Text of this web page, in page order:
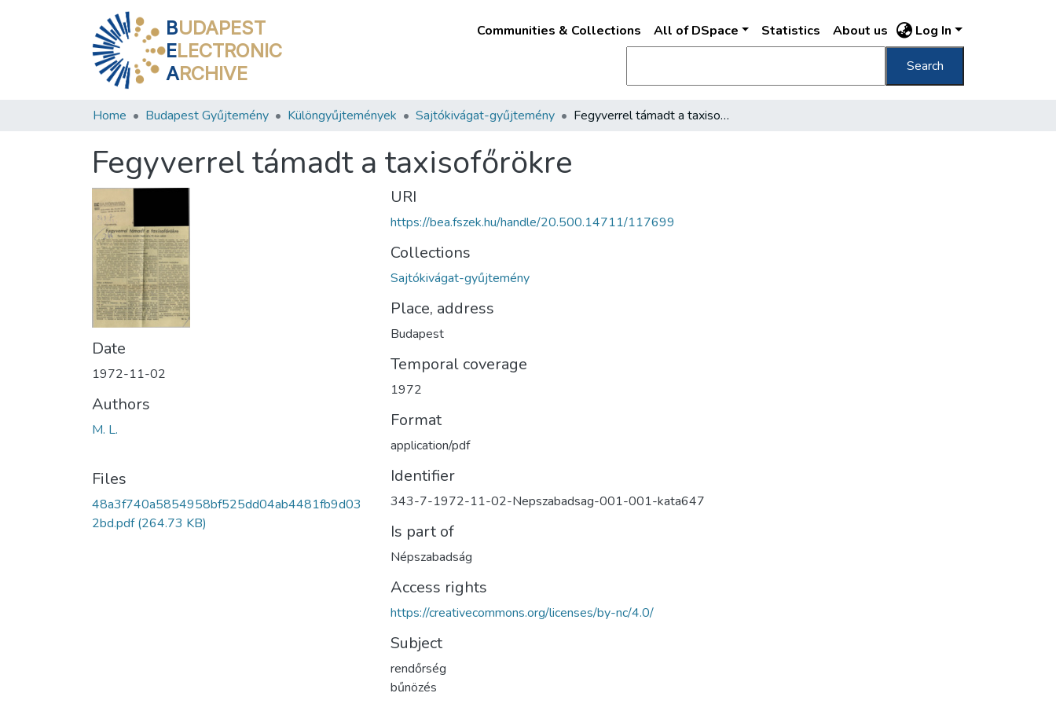
BUDAPEST
ELECTRONIC
ARCHIVE
Communities & Collections All of DSpace Statistics About us Log In
Search
Home Budapest Gyűjtemény Különgyűjtemények Sajtókivágat-gyűjtemény Fegyverrel támadt a taxisofőrökre
Fegyverrel támadt a taxisofőrökre
Date
1972-11-02
Authors
M. L.
Files
48a3f740a5854958bf525dd04ab4481fb9d03
2bd.pdf(264.73 KB)
URI
https://bea.fszek.hu/handle/20.500.14711/117699
Collections
Sajtókivágat-gyűjtemény
Place, address
Budapest
Temporal coverage
1972
Format
application/pdf
Identifier
343-7-1972-11-02-Nepszabadsag-001-001-kata647
Is part of
Népszabadság
Access rights
https://creativecommons.org/licenses/by-nc/4.0/
Subject
rendőrség
bűnözés